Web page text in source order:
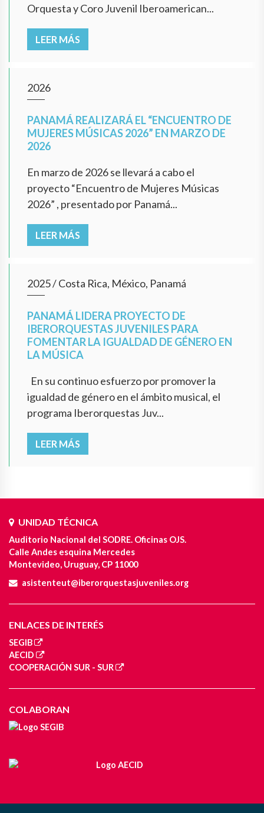
Orquesta y Coro Juvenil Iberoamerican...
LEER MÁS
2026
PANAMÁ REALIZARÁ EL “ENCUENTRO DE
MUJERES MÚSICAS 2026” EN MARZO DE
2026
En marzo de 2026 se llevará a cabo el
proyecto “Encuentro de Mujeres Músicas
2026” , presentado por Panamá...
LEER MÁS
2025/Costa Rica, México, Panamá
PANAMÁ LIDERA PROYECTO DE
IBERORQUESTAS JUVENILES PARA
FOMENTAR LA IGUALDAD DE GÉNERO EN
LA MÚSICA
En su continuo esfuerzo por promover la
igualdad de género en el ámbito musical, el
programa Iberorquestas Juv...
LEER MÁS
UNIDAD TÉCNICA
Auditorio Nacional del SODRE. Oficinas OJS.
Calle Andes esquina Mercedes
Montevideo, Uruguay, CP 11000
asistenteut@iberorquestasjuveniles.org
ENLACES DE INTERÉS
SEGIB
AECID
COOPERACIÓN SUR - SUR
COLABORAN